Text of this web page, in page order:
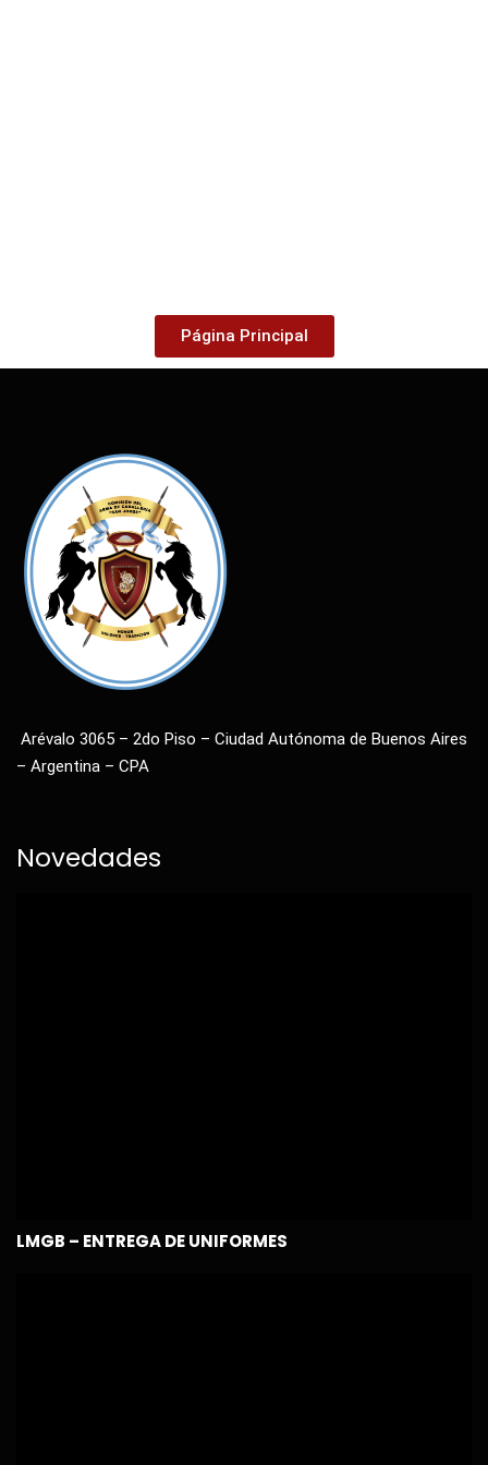
Página Principal
Arévalo 3065 – 2do Piso – Ciudad Autónoma de Buenos Aires
– Argentina – CPA
Novedades
LMGB – ENTREGA DE UNIFORMES